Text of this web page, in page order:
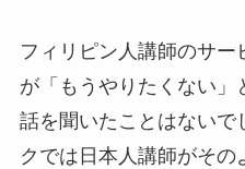
フィリピン人講師のサー
が「もうやりたくない」
話を聞いたことはないで
クでは日本人講師がそ